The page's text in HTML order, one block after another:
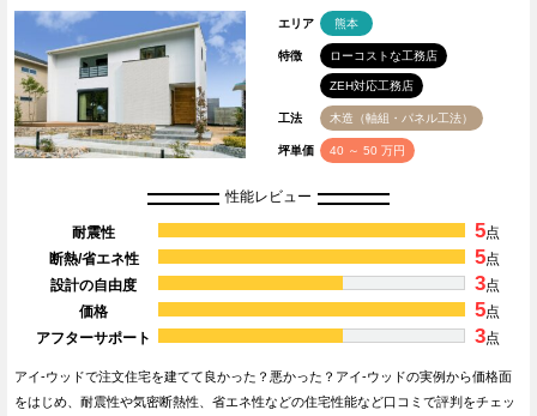
エリア 熊本
特徴 ローコストな工務店
ZEH対応工務店
工法 木造（軸組・パネル工法）
坪単価 40 ～ 50 万円
性能レビュー
耐震性 5点
断熱/省エネ性
5点
設計の自由度
3点
価格
5点
アフターサポート
3点
アイ-ウッドで注文住宅を建てて良かった？悪かった？アイ-ウッドの実例から価格面
をはじめ、耐震性や気密断熱性、省エネ性などの住宅性能など口コミで評判をチェッ